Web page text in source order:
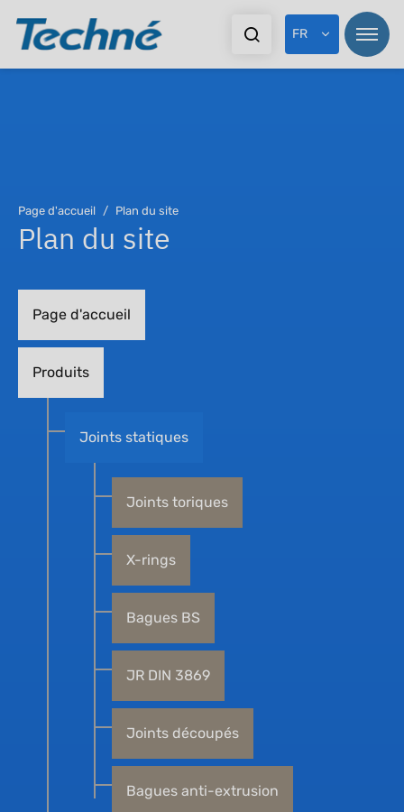
FR
Page d'accueil Plan du site
Plan du site
Page d'accueil
Produits
Joints statiques
Joints toriques
X-rings
Bagues BS
JR DIN 3869
Joints découpés
Bagues anti-extrusion